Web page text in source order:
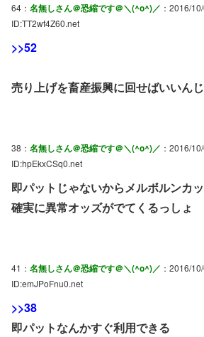
64： 名無しさん＠恐縮です＠＼(^o^)／ ：2016/
ID:TT2wf4Z60.net
>>52
売り上げを畜産振興に回せばいいん
38： 名無しさん＠恐縮です＠＼(^o^)／ ：2016/
ID:hpEkxCSq0.net
即パットじゃないからメルボルンカ
確実に異常オッズがでてくるっしょ
41： 名無しさん＠恐縮です＠＼(^o^)／ ：2016/
ID:emJPoFnu0.net
>>38
即パットなんかすぐ利用できる